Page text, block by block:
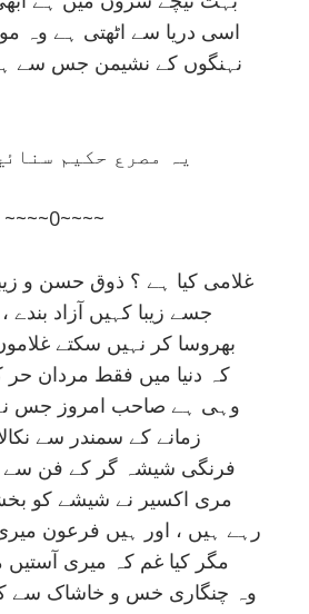
اسی دريا سے اٹھتی ہے وہ
نہنگوں کے نشيمن جس سے
1 يہ مصرع حکيم
~~~~0~~~~
غلامی کيا ہے ؟ ذوق حسن و
جسے زيبا کہيں آزاد بندے
بھروسا کر نہيں سکتے
کہ دنيا ميں فقط مردان حر
وہی ہے صاحب امروز جس
زمانے کے سمندر سے
فرنگی شيشہ گر کے فن سے
مری اکسير نے شيشے کو
رہے ہيں ، اور ہيں فرعون
مگر کيا غم کہ ميری آستيں
وہ چنگاری خس و خاشاک سے